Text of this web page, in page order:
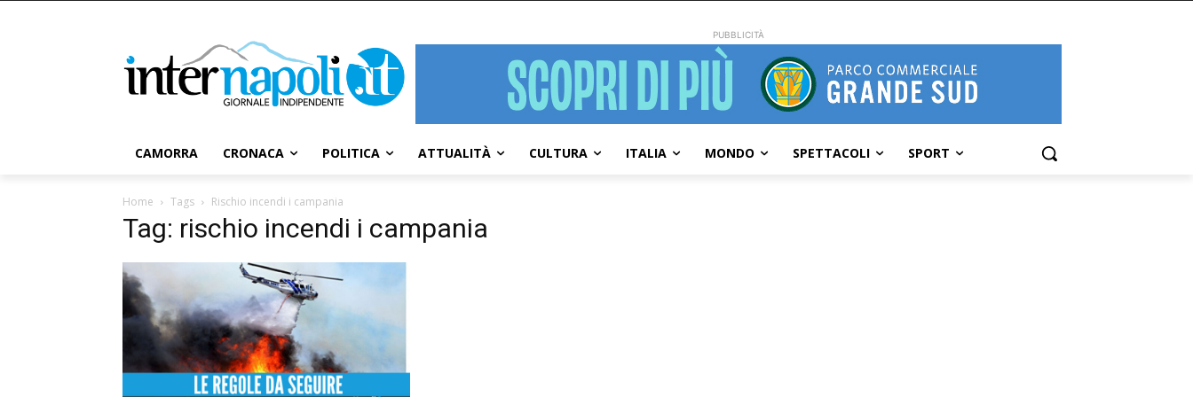
PUBBLICITÀ
CAMORRA CRONACA POLITICA ATTUALITÀ CULTURA ITALIA MONDO SPETTACOLI SPORT
Home Tags Rischio incendi i campania
Tag: rischio incendi i campania